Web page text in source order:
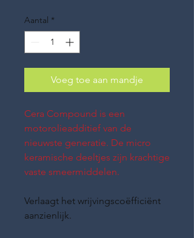
Aantal *
Voeg toe aan mandje
Cera Compound is een
motorolieadditief van de
nieuwste generatie. De micro
keramische deeltjes zijn krachtige
vaste smeermiddelen.
Verlaagt het wrijvingscoëfficiënt
aanzienlijk.